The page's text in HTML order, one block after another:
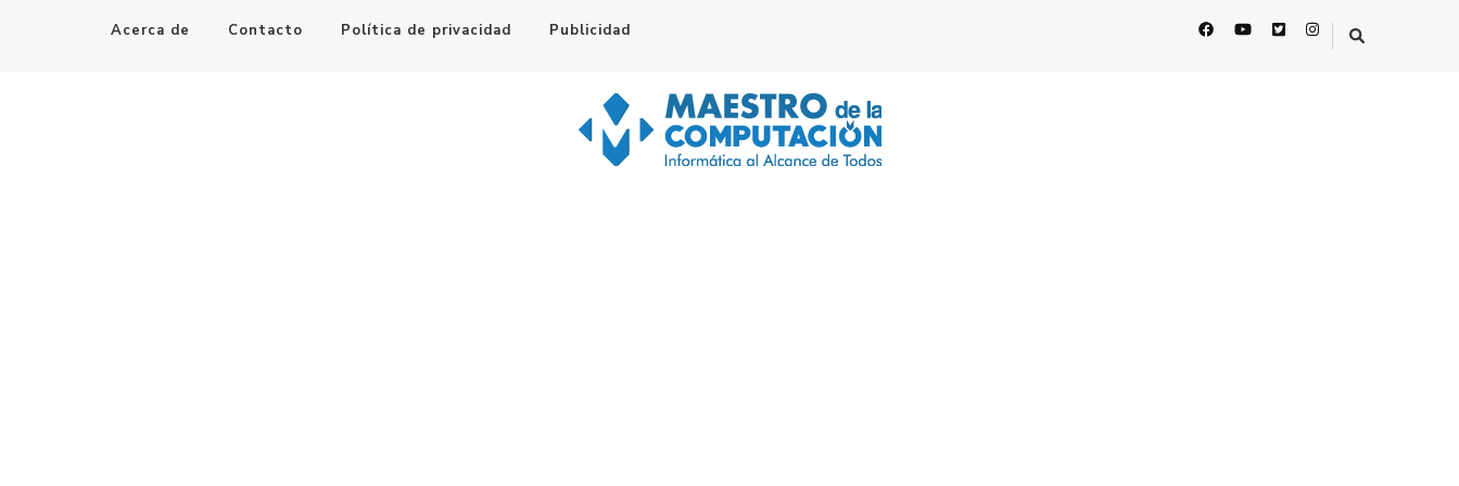
Acerca de Contacto Política de privacidad Publicidad